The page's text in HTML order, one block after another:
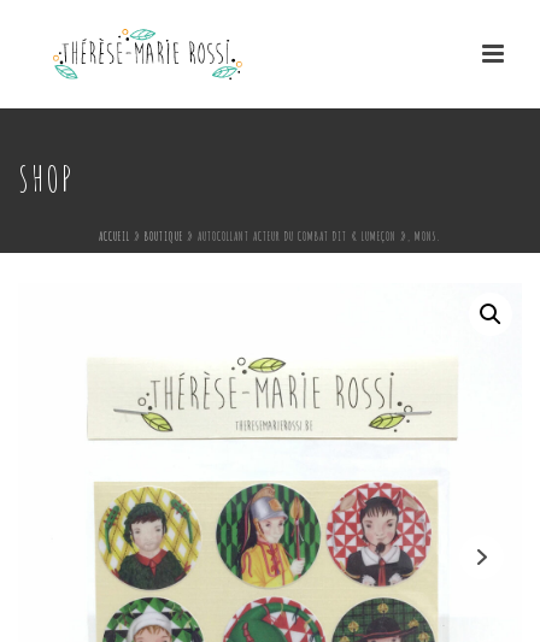
SHOP
ACCUEIL » BOUTIQUE » AUTOCOLLANT ACTEUR DU COMBAT DIT « LUMEÇON », MONS.